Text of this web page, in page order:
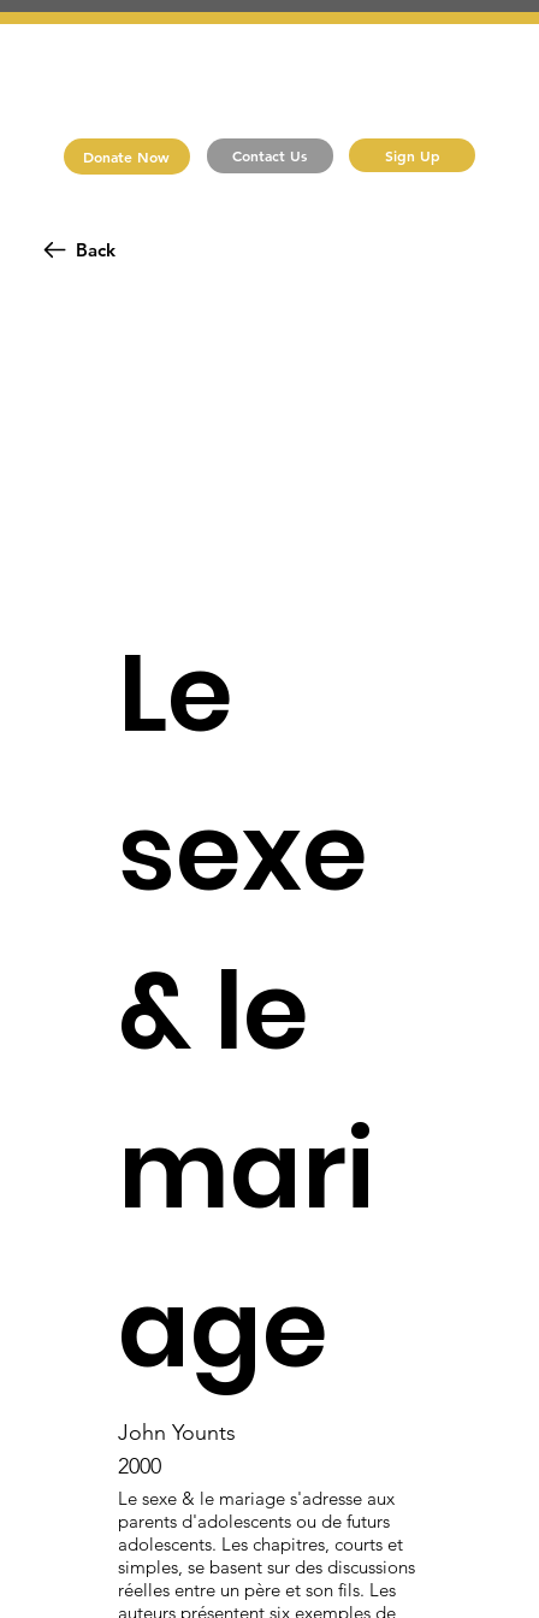
Donate Now Contact Us Sign Up
Back
Le
sexe
& le
mari
age
John Younts
2000
Le sexe & le mariage s'adresse aux
parents d'adolescents ou de futurs
adolescents. Les chapitres, courts et
simples, se basent sur des discussions
réelles entre un père et son fils. Les
auteurs présentent six exemples de